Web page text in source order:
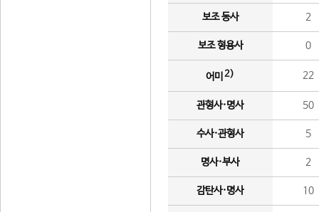
보조 동사 2
보조 형용사 0
어미 2) 22
관형사·명사 50
수사·관형사 5
명사·부사 2
감탄사·명사 10